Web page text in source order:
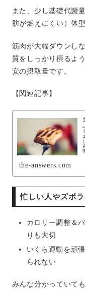
また、少し基礎代謝
肪が燃えにくい）体型
筋肉が大幅ダウンし
質をしっかり摂るよ
安の摂取量です。
【関連記事】
the-answers.com
忙しい人やズボ
カロリー調整＆
りも大切
いくら運動を頑
られない
みんな分かっていて